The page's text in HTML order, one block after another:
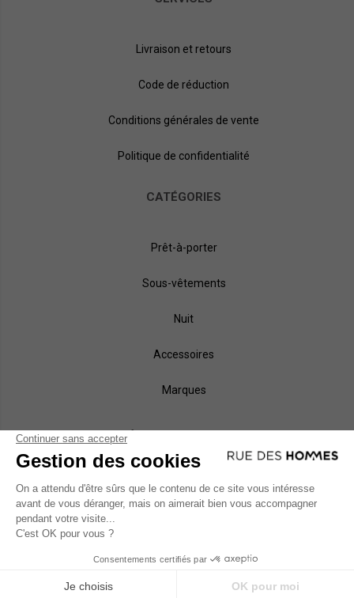
Livraison et retours
Code de réduction
Conditions générales de vente
Politique de confidentialité
CATÉGORIES
Prêt-à-porter
Sous-vêtements
Nuit
Accessoires
Marques
NOS MÉTHODES DE PAIEMENT
MODES DE LIVRAISON